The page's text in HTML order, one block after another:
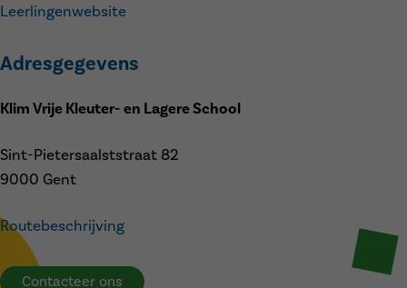
Contacteer ons
Leerlingenwebsite
Adresgegevens
Klim Vrije Kleuter- en Lagere School
Sint-Pietersaalststraat 82
9000 Gent
Routebeschrijving